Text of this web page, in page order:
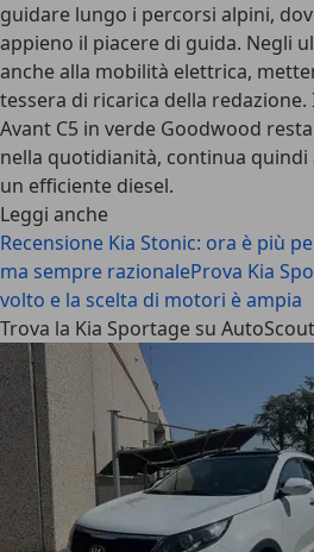
guidare lungo i percorsi alpini,
appieno il piacere di guida. Negli
anche alla mobilità elettrica,
tessera di ricarica della redazione.
Avant C5 in verde Goodwood
nella quotidianità, continua
un efficiente diesel.
Leggi anche
Recensione Kia Stonic: ora è più
ma sempre razionaleProva Kia
volto e la scelta di motori è ampia
Trova la Kia Sportage su